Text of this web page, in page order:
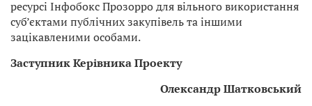
ресурсі Інфобокс Прозорро для вільного використання
суб’єктами публічних закупівель та іншими
зацікавленими особами.
Заступник Керівника Проекту
Олександр Шатковський